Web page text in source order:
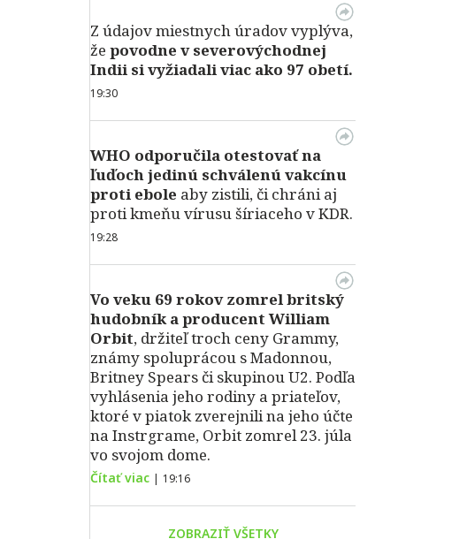
Z údajov miestnych úradov vyplýva,
že povodne v severovýchodnej
Indii si vyžiadali viac ako 97 obetí.
19:30
WHO odporučila otestovať na
ľuďoch jedinú schválenú vakcínu
proti ebole aby zistili, či chráni aj
proti kmeňu vírusu šíriaceho v KDR.
19:28
Vo veku 69 rokov zomrel britský
hudobník a producent William
Orbit, držiteľ troch ceny Grammy,
známy spoluprácou s Madonnou,
Britney Spears či skupinou U2. Podľa
vyhlásenia jeho rodiny a priateľov,
ktoré v piatok zverejnili na jeho účte
na Instrgrame, Orbit zomrel 23. júla
vo svojom dome.
Čítať viac | 19:16
ZOBRAZIŤ VŠETKY